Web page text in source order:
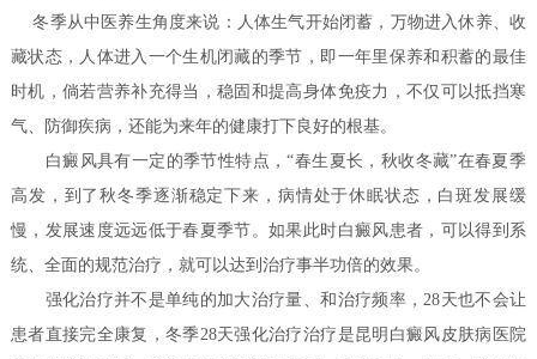
冬季从中医养生角度来说：人体生气开始闭蓄，万物进入休养、收
藏状态，人体进入一个生机闭藏的季节，即一年里保养和积蓄的最佳
时机，倘若营养补充得当，稳固和提高身体免疫力，不仅可以抵挡寒
气、防御疾病，还能为来年的健康打下良好的根基。
白癜风具有一定的季节性特点，“春生夏长，秋收冬藏”在春夏季
高发，到了秋冬季逐渐稳定下来，病情处于休眠状态，白斑发展缓
慢，发展速度远远低于春夏季节。如果此时白癜风患者，可以得到系
统、全面的规范治疗，就可以达到治疗事半功倍的效果。
强化治疗并不是单纯的加大治疗量、和治疗频率，28天也不会让
患者直接完全康复，冬季28天强化治疗治疗是昆明白癜风皮肤病医院